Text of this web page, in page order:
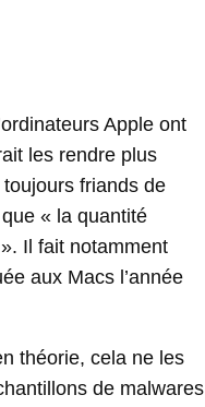
Apple ont
les rendre plus
friands de
« la quantité
Il fait notamment
aux Macs l’année
théorie, cela ne les
de malwares